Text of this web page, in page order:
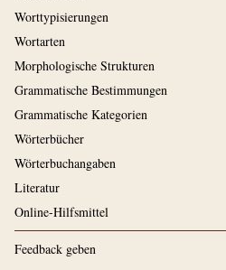
Worttypisierungen
Wortarten
Morphologische Strukturen
Grammatische Bestimmungen
Grammatische Kategorien
Wörterbücher
Wörterbuchangaben
Literatur
Online-Hilfsmittel
Feedback geben